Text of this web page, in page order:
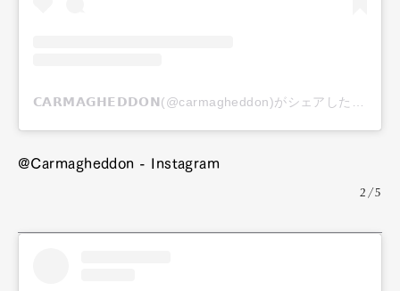
@Carmagheddon - Instagram
2/5